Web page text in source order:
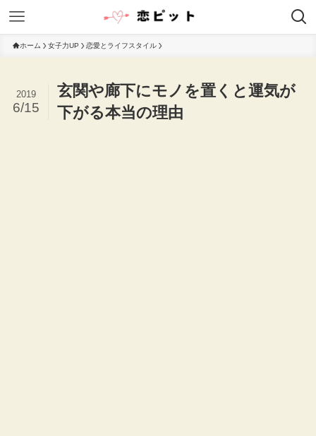
ホーム 女子力UP 恋愛とライフスタイル
玄関や廊下にモノを置くと運気が
下がる本当の理由
2019
6/15